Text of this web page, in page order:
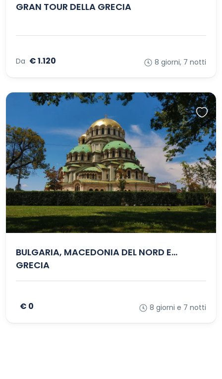
GRAN TOUR DELLA GRECIA
Da € 1.120 8 giorni, 7 notti
BULGARIA, MACEDONIA DEL NORD E
GRECIA
€ 0 8 giorni e 7 notti